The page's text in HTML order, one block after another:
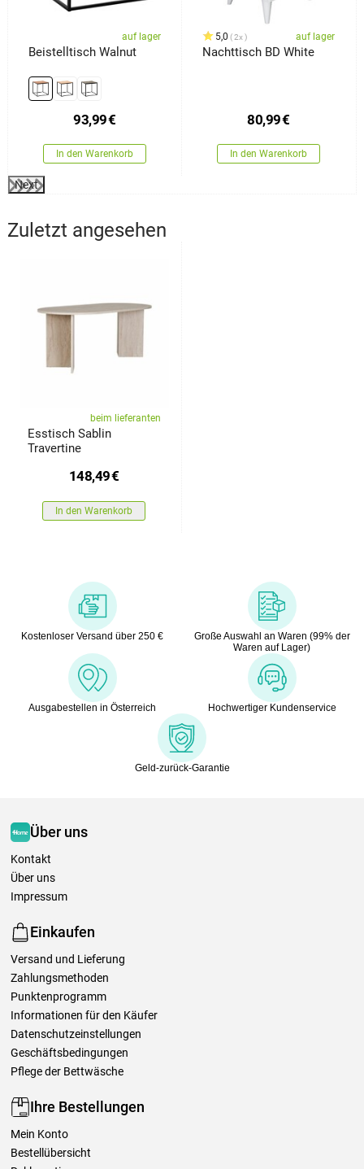
auf lager
Beistelltisch Walnut
93,99€
In den Warenkorb
5,0 2x auf lager
Nachttisch BD White
80,99€
In den Warenkorb
Next
Zuletzt angesehen
beim lieferanten
Esstisch Sablin
Travertine
148,49€
In den Warenkorb
Kostenloser Versand über 250 €
Große Auswahl an Waren (99% der
Waren auf Lager)
Ausgabestellen in Österreich Hochwertiger Kundenservice
Geld-zurück-Garantie
Über uns
Kontakt
Über uns
Impressum
Einkaufen
Versand und Lieferung
Zahlungsmethoden
Punktenprogramm
Informationen für den Käufer
Datenschutzeinstellungen
Geschäftsbedingungen
Pflege der Bettwäsche
Ihre Bestellungen
Mein Konto
Bestellübersicht